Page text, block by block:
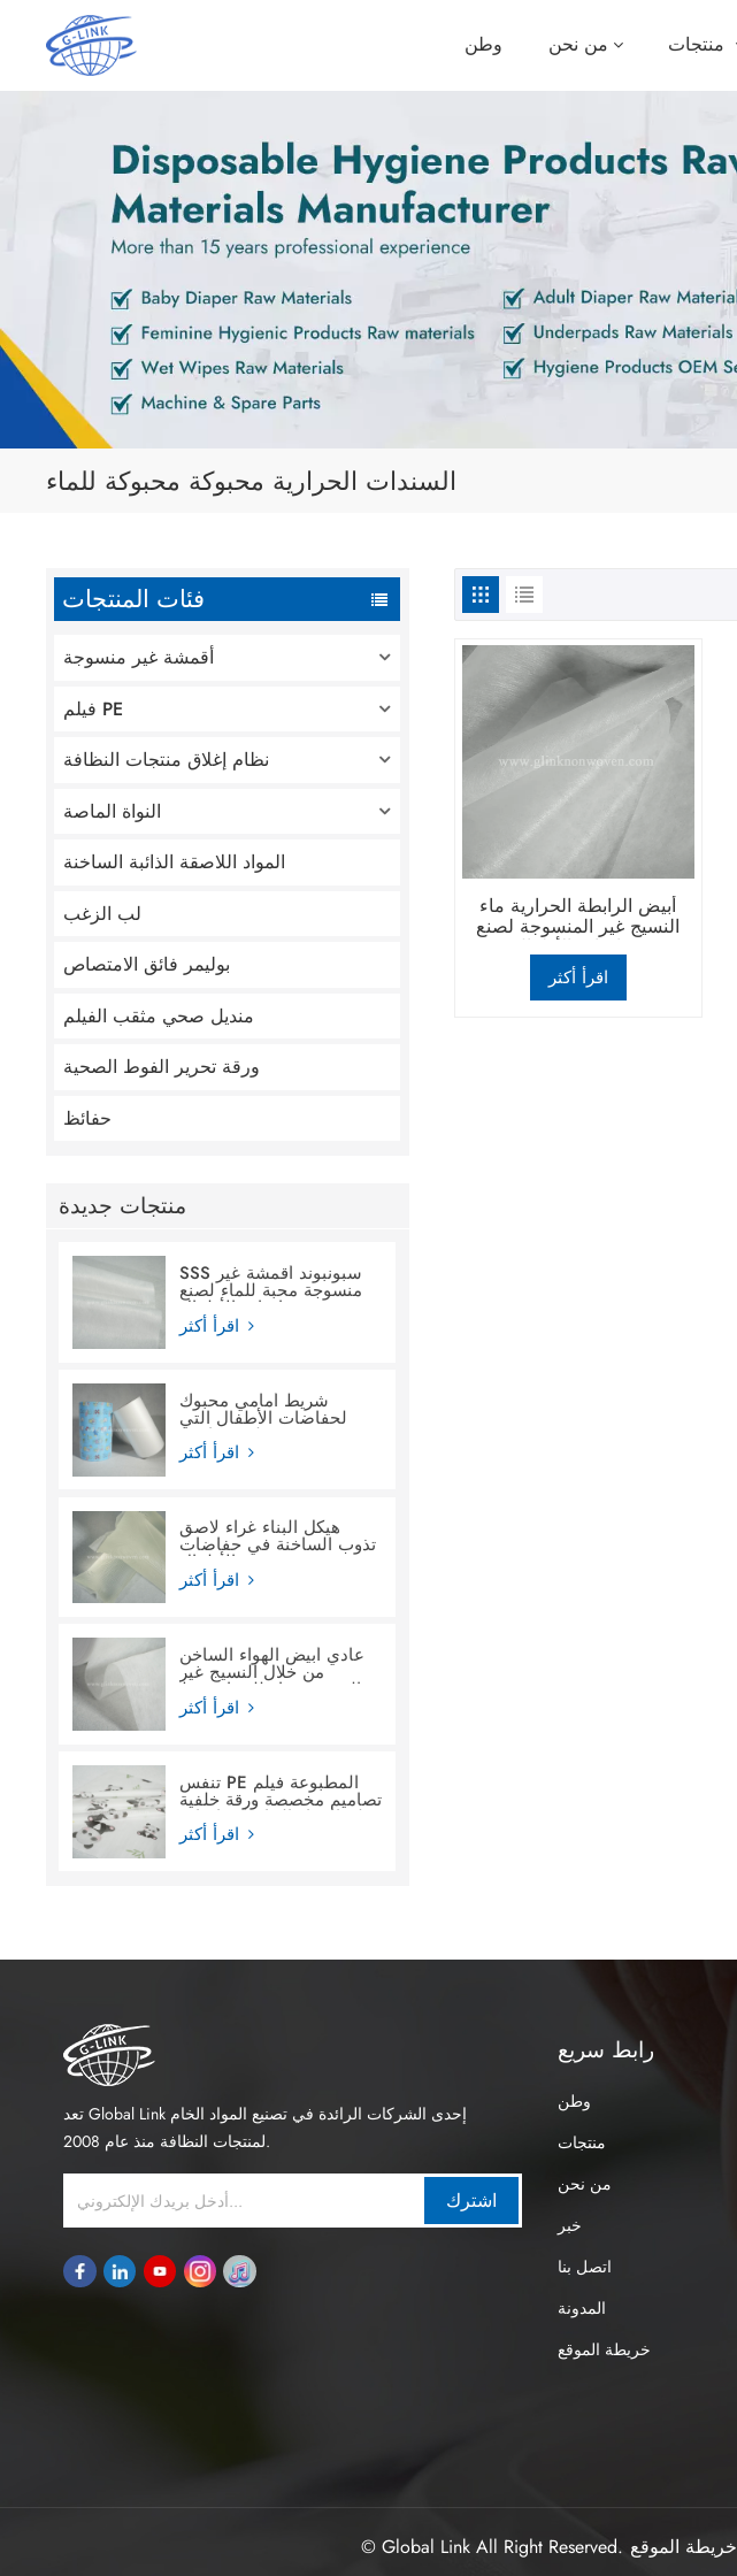
وطن من نحن
السندات الحرارية محبوكة محبوكة للماء
فئات المنتجات
أقمشة غير منسوجة
فيلم PE
نظام إغلاق منتجات النظافة
النواة الماصة
المواد اللاصقة الذائبة الساخنة
لب الزغب
بوليمر فائق الامتصاص
منديل صحي مثقب الفيلم
ورقة تحرير الفوط الصحية
حفائظ
منتجات جديدة
SSS سبونبوند أقمشة غير
منسوجة محبة للماء لصنع
حفاضات الأطفال
شريط أمامي محبوك
لحفاضات الأطفال التي
تستخدم لمرة واحدة
هيكل البناء غراء لاصق
تذوب الساخنة في حفاضات
الأطفال
عادي أبيض الهواء الساخن
من خلال النسيج غير
المنسوج ماء للنساء فوط
صحية
تنفس PE المطبوعة فيلم
تصاميم مخصصة ورقة خلفية
فيلم المواد الخام لحفاضات
الأطفال
أبيض الرابطة الحرارية ماء
النسيج غير المنسوجة لصنع
حفاضات الأطفال
اقرأ أكثر
تعد Global Link إحدى الشركات الرائدة في تصنيع المواد الخام
لمنتجات النظافة منذ عام 2008.
اشترك
رابط سريع
وطن
منتجات
من نحن
خبر
اتصل بنا
المدونة
خريطة الموقع
© Global Link All Right Reserved. خريطة الموقع